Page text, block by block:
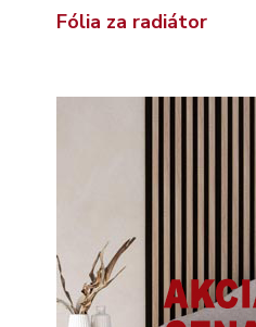
Fólia za radiátor